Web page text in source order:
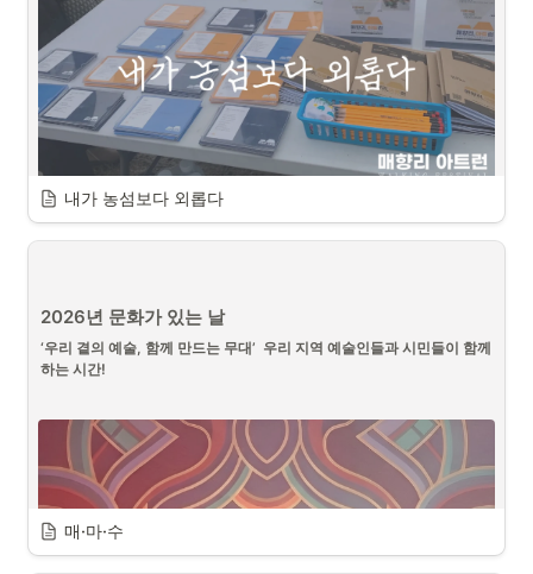
관객들의 상상력으로 공간의 의미를 더하는 콘서트
그래서 전통문화콘서트는
살아있는 콘서트 입니다.
사업소개
일상적 공간이 된 농섬. 농섬까지 가는 길 위에서 삶의 속성
더해 새로운 의미를 찾아간다. 참여자들이 갖게 될 사유의 시
간 그리고 걷는 행위와 직접 참여하는 예술활동을 통해 농섬
의미를 지닌 곳 아니라 우리들 삶의 의미를 찾아가는 과정의
활동을 진행하는 프로젝트이다.
내가 농섬보다 외롭다
2026년 문화가 있는 날
‘우리 곁의 예술, 함께 만드는 무대’  우리 지역 예술인들과 시민들이 함께
하는 시간!
매·마·수